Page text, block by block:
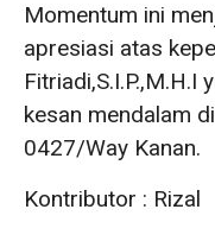
Momentum ini
apresiasi atas
Fitriadi,S.I.P.,M.H.I
kesan mendalam
0427/Way Kanan.
Kontributor : Rizal